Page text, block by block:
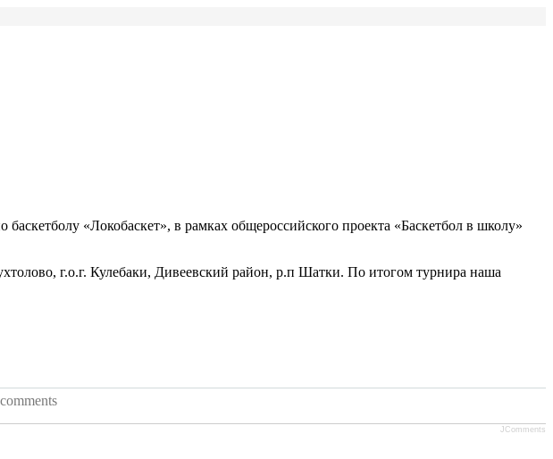
«Локобаскет», в рамках общероссийского проекта «Баскетбол в школу»
г.о.г. Кулебаки, Дивеевский район, р.п Шатки. По итогом турнира наша
JComments